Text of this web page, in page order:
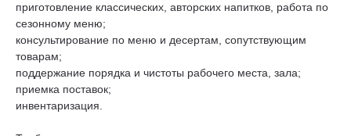
приготовление классических, авторских напитков, работа по
сезонному меню;
консультирование по меню и десертам, сопутствующим
товарам;
поддержание порядка и чистоты рабочего места, зала;
приемка поставок;
инвентаризация.